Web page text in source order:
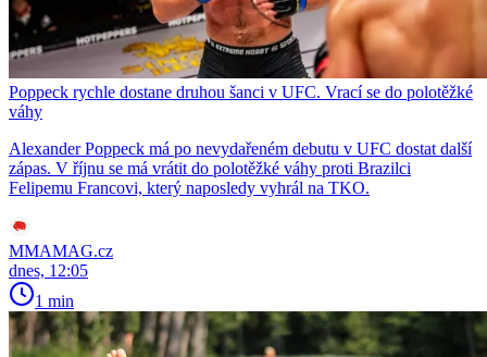
Poppeck rychle dostane druhou šanci v UFC. Vrací se do polotěžké
váhy
Alexander Poppeck má po nevydařeném debutu v UFC dostat další
zápas. V říjnu se má vrátit do polotěžké váhy proti Brazilci
Felipemu Francovi, který naposledy vyhrál na TKO.
MMAMAG.cz
dnes, 12:05
1 min